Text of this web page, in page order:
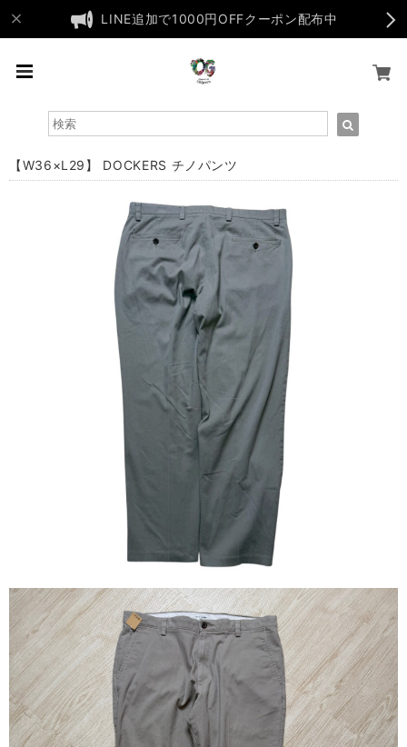
LINE追加で1000円OFFクーポン配布中
【W36×L29】 DOCKERS チノパンツ